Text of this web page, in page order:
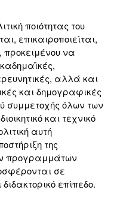
ποιότητας του
επικαιροποιείται,
προκειμένου να
αλλά και
και δημογραφικές
συμμετοχής όλων των
και τεχνικό
αυτή
της
προγραμμάτων
σε
επίπεδο.